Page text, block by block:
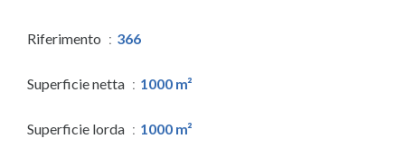
Riferimento 366
Superficie netta 1000 m²
Superficie lorda 1000 m²